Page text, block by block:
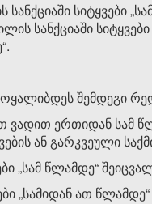
სიტყვები
სანქციაში
შემდეგი
ვადით ერთიდან
ან გარკვეული
„სამ წლამდე“
„სამიდან ათ